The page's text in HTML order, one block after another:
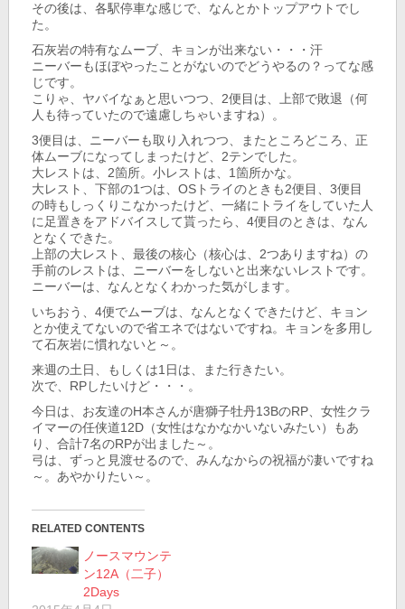
その後は、各駅停車な感じで、なんとかトップアウトでし
た。
石灰岩の特有なムーブ、キョンが出来ない・・・汗
ニーバーもほぼやったことがないのでどうやるの？ってな感
じです。
こりゃ、ヤバイなぁと思いつつ、2便目は、上部で敗退（何
人も待っていたので遠慮しちゃいますね）。
3便目は、ニーバーも取り入れつつ、またところどころ、正
体ムーブになってしまったけど、2テンでした。
大レストは、2箇所。小レストは、1箇所かな。
大レスト、下部の1つは、OSトライのときも2便目、3便目
の時もしっくりこなかったけど、一緒にトライをしていた人
に足置きをアドバイスして貰ったら、4便目のときは、なん
となくできた。
上部の大レスト、最後の核心（核心は、2つありますね）の
手前のレストは、ニーバーをしないと出来ないレストです。
ニーバーは、なんとなくわかった気がします。
いちおう、4便でムーブは、なんとなくできたけど、キョン
とか使えてないので省エネではないですね。キョンを多用し
て石灰岩に慣れないと～。
来週の土日、もしくは1日は、また行きたい。
次で、RPしたいけど・・・。
今日は、お友達のH本さんが唐獅子牡丹13BのRP、女性クラ
イマーの任侠道12D（女性はなかなかいないみたい）もあ
り、合計7名のRPが出ました～。
弓は、ずっと見渡せるので、みんなからの祝福が凄いですね
～。あやかりたい～。
RELATED CONTENTS
ノースマウンテ
ン12A（二子）
2Days